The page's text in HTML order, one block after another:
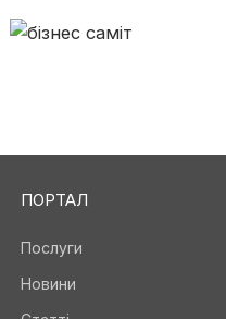
ПОРТАЛ
Послуги
Новини